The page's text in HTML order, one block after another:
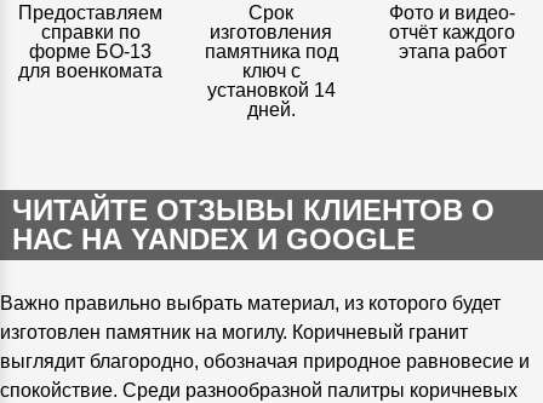
Предоставляем
справки по
форме БО-13
для военкомата
Срок
изготовления
памятника под
ключ с
установкой 14
дней.
Фото и видео-
отчёт каждого
этапа работ
ЧИТАЙТЕ ОТЗЫВЫ КЛИЕНТОВ О
НАС НА YANDEX И GOOGLE
Важно правильно выбрать материал, из которого будет
изготовлен памятник на могилу. Коричневый гранит
выглядит благородно, обозначая природное равновесие и
спокойствие. Среди разнообразной палитры коричневых